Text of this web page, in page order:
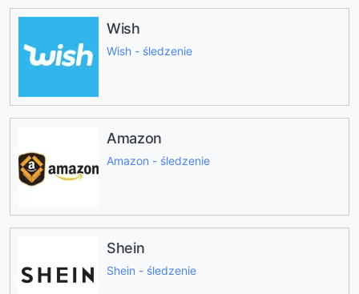
Wish
Wish - śledzenie
Amazon
Amazon - śledzenie
Shein
Shein - śledzenie